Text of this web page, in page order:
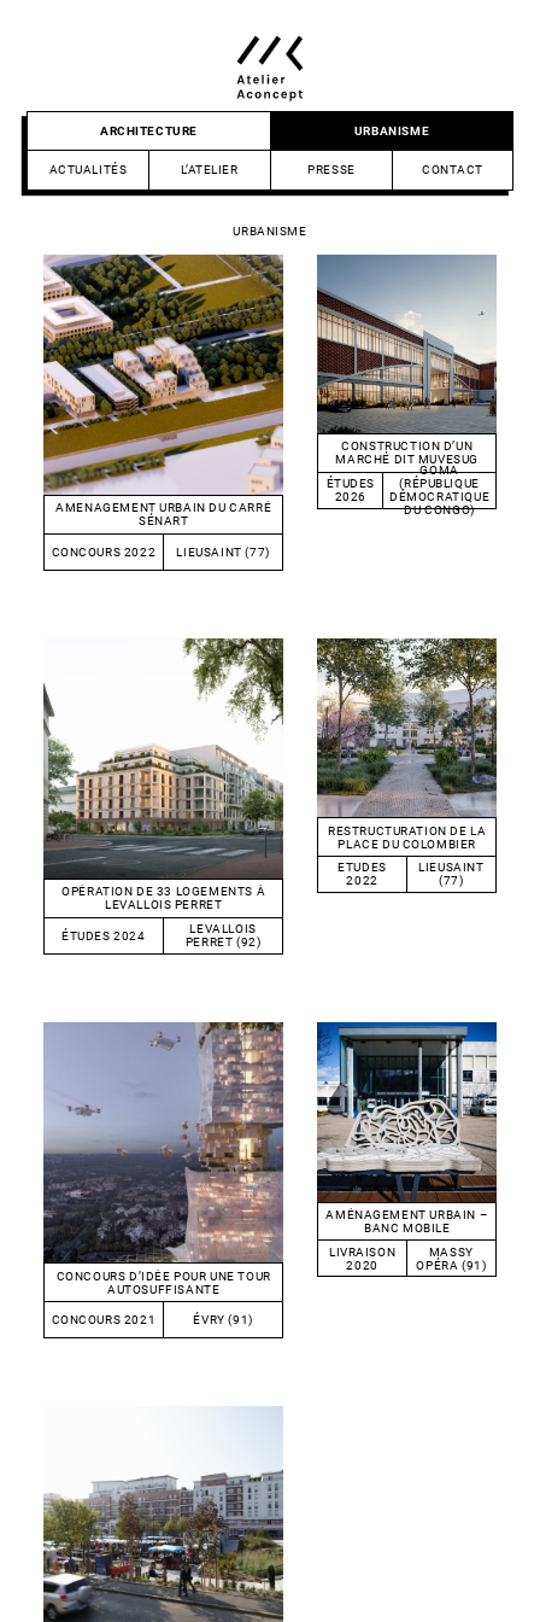
Atelier
ARCHITECTURE URBANISME
ACTUALITÉS L’ATELIER PRESSE CONTACT
URBANISME
AMENAGEMENT URBAIN DU CARRÉ
SÉNART
CONCOURS 2022 LIEUSAINT (77)
CONSTRUCTION D’UN
MARCHÉ DIT MUVESUG
ÉTUDES
2026
GOMA
(RÉPUBLIQUE
DÉMOCRATIQUE
DU CONGO)
OPÉRATION DE 33 LOGEMENTS À
LEVALLOIS PERRET
ÉTUDES 2024
LEVALLOIS
PERRET (92)
RESTRUCTURATION DE LA
PLACE DU COLOMBIER
ETUDES
2022
LIEUSAINT
(77)
CONCOURS D’IDÉE POUR UNE TOUR
AUTOSUFFISANTE
CONCOURS 2021 ÉVRY (91)
AMÉNAGEMENT URBAIN –
BANC MOBILE
LIVRAISON
2020
MASSY
OPÉRA (91)